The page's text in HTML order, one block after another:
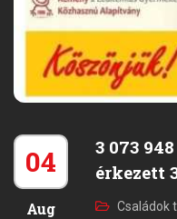
04
Aug
3 073
érkezett
Családok